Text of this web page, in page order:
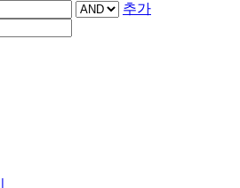
추가